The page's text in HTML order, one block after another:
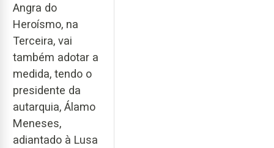
Angra do
Heroísmo, na
Terceira, vai
também adotar a
medida, tendo o
presidente da
autarquia, Álamo
Meneses,
adiantado à Lusa